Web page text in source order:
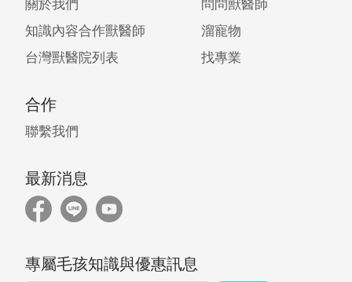
關於我們
知識內容合作獸醫師
台灣獸醫院列表
問問獸醫師
溜寵物
找專業
合作
聯繫我們
最新消息
專屬毛孩知識與優惠訊息